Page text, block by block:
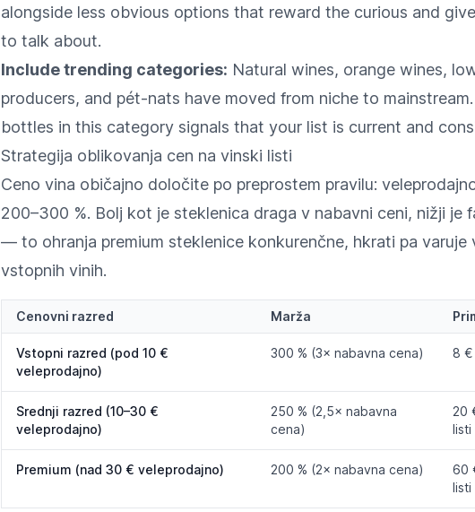
alongside less obvious options that reward the curious and
to talk about.
Include trending categories: Natural wines, orange wines,
producers, and pét-nats have moved from niche to
bottles in this category signals that your list is current and
Strategija oblikovanja cen na vinski listi
Ceno vina običajno določite po preprostem pravilu:
200–300 %. Bolj kot je steklenica draga v nabavni ceni, nižji je
— to ohranja premium steklenice konkurenčne, hkrati pa varuje
vstopnih vinih.
Cenovni razred Marža
Vstopni razred (pod 10 €
veleprodajno)
300 % (3× nabavna cena) 8 €
Srednji razred (10–30 €
veleprodajno)
250 % (2,5× nabavna
cena)
20
listi
Premium (nad 30 € veleprodajno) 200 % (2× nabavna cena)
60
listi